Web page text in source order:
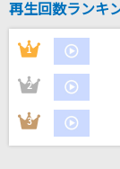
サカナクション
再生回数ランキ
1
2
3